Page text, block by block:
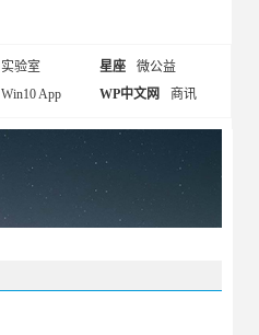
实验室
Win10 App
星座
微公益
WP中文网
商讯